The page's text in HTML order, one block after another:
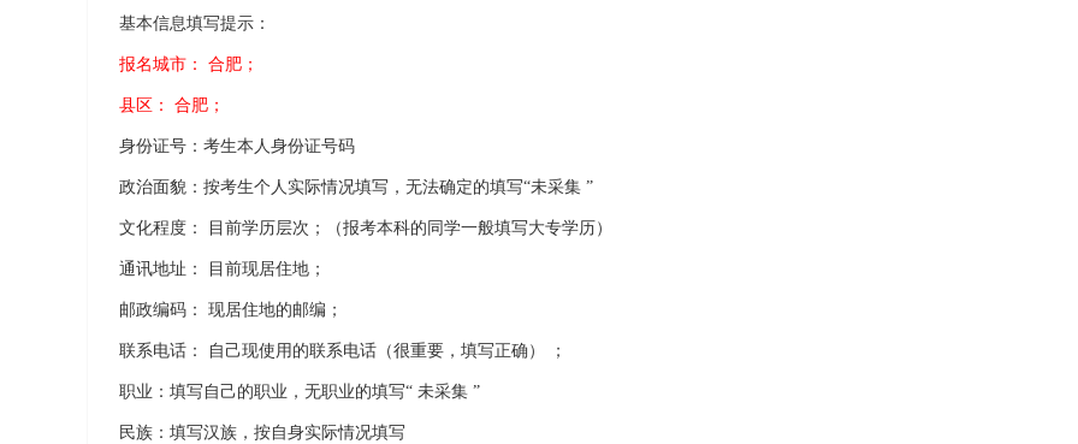
基本信息填写提示：
报名城市： 合肥；
县区： 合肥；
身份证号：考生本人身份证号码
政治面貌：按考生个人实际情况填写，无法确定的填写“未采集 ”
文化程度： 目前学历层次；（报考本科的同学一般填写大专学历）
通讯地址： 目前现居住地；
邮政编码： 现居住地的邮编；
联系电话： 自己现使用的联系电话（很重要，填写正确） ；
职业：填写自己的职业，无职业的填写“ 未采集 ”
民族：填写汉族，按自身实际情况填写